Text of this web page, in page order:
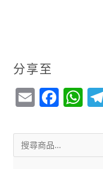
分享至
E
ai
l
F
c
e
W
a
ts